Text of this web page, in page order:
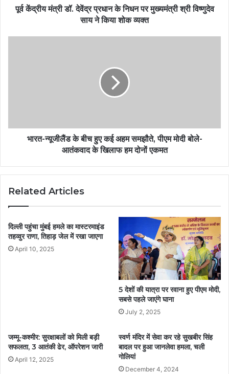
पूर्व केंद्रीय मंत्री डॉ. देवेंद्र प्रधान के निधन पर मुख्यमंत्री श्री विष्णुदेव
साय ने किया शोक व्यक्त
भारत-न्‍यूजीलैंड के बीच हुए कई अहम समझौते, पीएम मोदी बोले-
आतंकवाद के खिलाफ हम दोनों एकमत
Related Articles
दिल्ली पहुंचा मुंबई हमले का मास्टरमाइंड
तहव्वुर राणा, तिहाड़ जेल में रखा जाएगा
April 10, 2025
5 देशों की यात्रा पर रवाना हुए पीएम मोदी,
सबसे पहले जाएंगे घाना
July 2, 2025
जम्मू-कश्मीर: सुरक्षाबलों को मिली बड़ी
सफलता, 3 आतंकी ढेर, ऑपरेशन जारी
April 12, 2025
स्वर्ण मंदिर में सेवा कर रहे सुखबीर सिंह
बादल पर हुआ जानलेवा हमला, चली
गोलियां
December 4, 2024